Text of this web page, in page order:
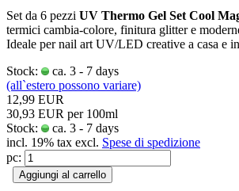
Set da 6 pezzi UV Thermo Gel Set Cool
termici cambia-colore, finitura glitter e
Ideale per nail art UV/LED creative a casa e
Stock:
ca. 3 - 7 days
(all`estero possono variare)
12,99 EUR
30,93 EUR per 100ml
Stock:
ca. 3 - 7 days
incl. 19% tax excl. Spese di spedizione
pc:
Aggiungi al carrello